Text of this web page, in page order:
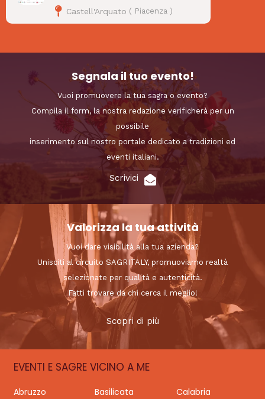
Castell'Arquato ( Piacenza)
Segnala il tuo evento!
Vuoi promuovere la tua sagra o evento?
Compila il form, la nostra redazione verificherà per un
possibile
inserimento sul nostro portale dedicato a tradizioni ed
eventi italiani.
Scrivici
Valorizza la tua attività
Vuoi dare visibilità alla tua azienda?
Unisciti al circuito SAGRITALY, promuoviamo realtà
selezionate per qualità e autenticità.
Fatti trovare da chi cerca il meglio!
Scopri di più
EVENTI E SAGRE VICINO A ME
Abruzzo Basilicata
Calabria